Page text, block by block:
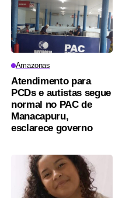
Amazonas
Atendimento para
PCDs e autistas segue
normal no PAC de
Manacapuru,
esclarece governo